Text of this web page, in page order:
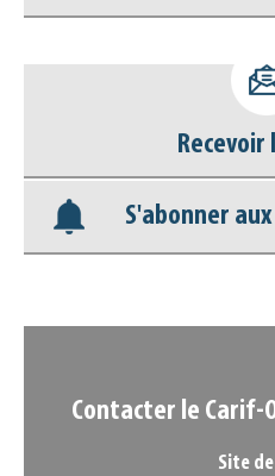
déconnecter)
Base
Nos veilles
S'abonner
Contacter le Carif-
Site